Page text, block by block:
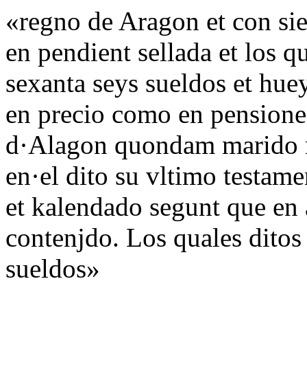
«regno de Aragon et con
en pendient sellada et los
sexanta seys sueldos et
en precio como en
d·Alagon quondam marido
en·el dito su vltimo
et kalendado segunt que
contenjdo. Los quales
sueldos»